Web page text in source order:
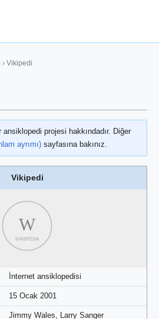
› Vikipedi
projesi hakkındadır. Diğer
ayrımı) sayfasına bakınız.
Vikipedi
W
WIKIPEDIA
İnternet ansiklopedisi
15 Ocak 2001
Jimmy Wales, Larry Sanger